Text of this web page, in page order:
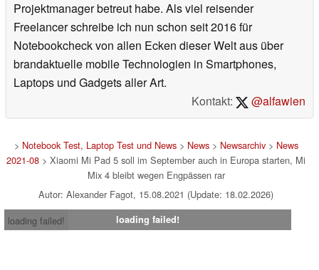
Projektmanager betreut habe. Als viel reisender
Freelancer schreibe ich nun schon seit 2016 für
Notebookcheck von allen Ecken dieser Welt aus über
brandaktuelle mobile Technologien in Smartphones,
Laptops und Gadgets aller Art.
Kontakt:
@alfawien
> Notebook Test, Laptop Test und News> News> Newsarchiv> News
2021-08 > Xiaomi Mi Pad 5 soll im September auch in Europa starten, Mi
Mix 4 bleibt wegen Engpässen rar
Autor: Alexander Fagot, 15.08.2021 (Update: 18.02.2026)
loading failed!
loading failed!